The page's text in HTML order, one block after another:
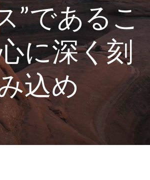
”であるこ
に深く刻
込め